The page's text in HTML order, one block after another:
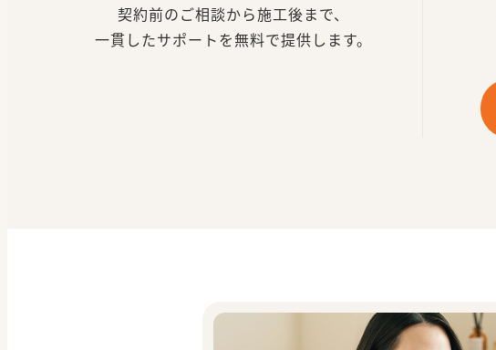
契約前のご相談から施工後まで、
一貫したサポートを無料で提供します。